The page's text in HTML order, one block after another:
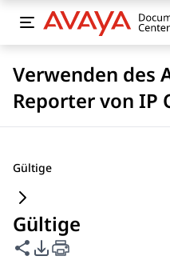
Verwenden des
Reporter von IP
Gültige
Gültige
Diese Seite teilen
PDF-Exportoptionen